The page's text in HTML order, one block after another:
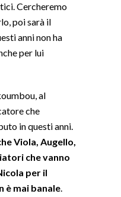
Cercheremo
poi sarà il
anni non ha
per lui
al
che
in questi anni.
Viola, Augello,
che vanno
per il
è mai banale.